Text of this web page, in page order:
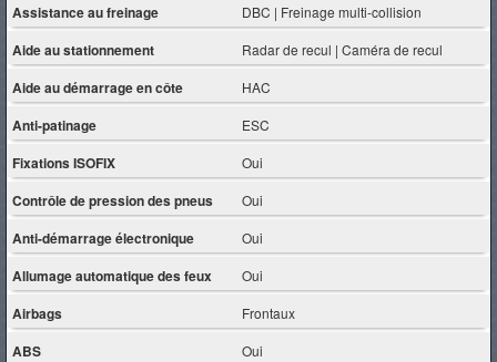
Assistance au freinage DBC | Freinage multi-collision
Aide au stationnement Radar de recul | Caméra de recul
Aide au démarrage en côte HAC
Anti-patinage ESC
Fixations ISOFIX Oui
Contrôle de pression des pneus Oui
Anti-démarrage électronique Oui
Allumage automatique des feux Oui
Airbags Frontaux
ABS Oui